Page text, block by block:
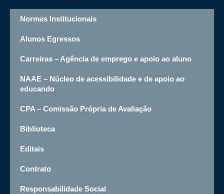
Normas Institucionais
Alunos Egressos
Carreiras – Agência de emprego e apoio ao aluno
NAAE – Núcleo de acessibilidade e de apoio ao
educando
CPA – Comissão Própria de Avaliação
Biblioteca
Editais
Contrato
Responsabilidade Social